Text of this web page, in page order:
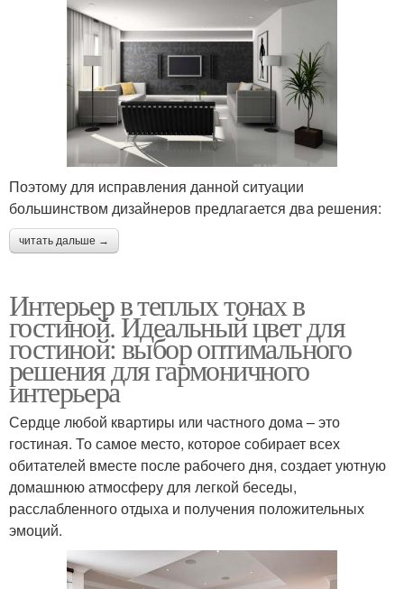
Поэтому для исправления данной ситуации
большинством дизайнеров предлагается два решения:
читать дальше →
Интерьер в теплых тонах в
гостиной. Идеальный цвет для
гостиной: выбор оптимального
решения для гармоничного
интерьера
Сердце любой квартиры или частного дома – это
гостиная. То самое место, которое собирает всех
обитателей вместе после рабочего дня, создает уютную
домашнюю атмосферу для легкой беседы,
расслабленного отдыха и получения положительных
эмоций.